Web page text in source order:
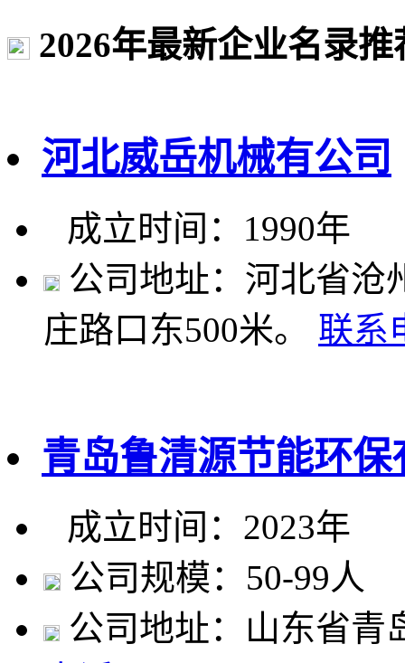
2026年最新企业名录推
河北威岳机械有公司
成立时间：1990年
公司地址：河北省沧
庄路口东500米。
联系
青岛鲁清源节能环保
成立时间：2023年
公司规模：50-99人
公司地址：山东省青